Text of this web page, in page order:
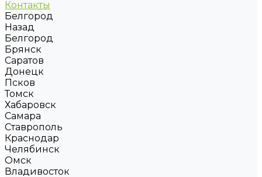
Контакты
Белгород
Назад
Белгород
Брянск
Саратов
Донецк
Псков
Томск
Хабаровск
Самара
Ставрополь
Краснодар
Челябинск
Омск
Владивосток